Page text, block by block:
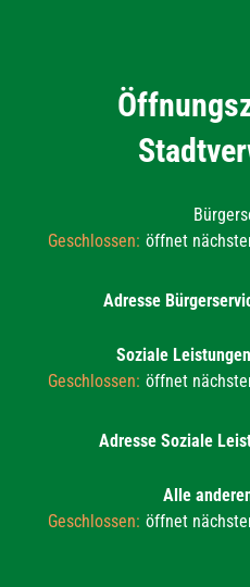
Klicken, um weitere
Geschlossen: öffnet
Adresse
Soziale
Klicken, um weitere
Geschlossen: öffnet
Adresse Soziale
Alle
Klicken, um weitere
Geschlossen: öffnet